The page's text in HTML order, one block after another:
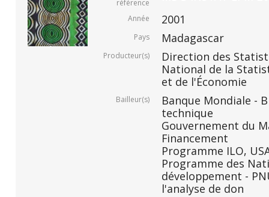
référence
Année 2001
Pays Madagascar
Producteur(s)
Direction des
National de la
et de l'Économie
Bailleur(s)
Banque Mondiale -
technique
Gouvernement du
Financement
Programme ILO,
Programme des
développement -
l'analyse de don